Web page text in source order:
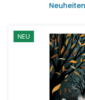
Neuheiten
NEU